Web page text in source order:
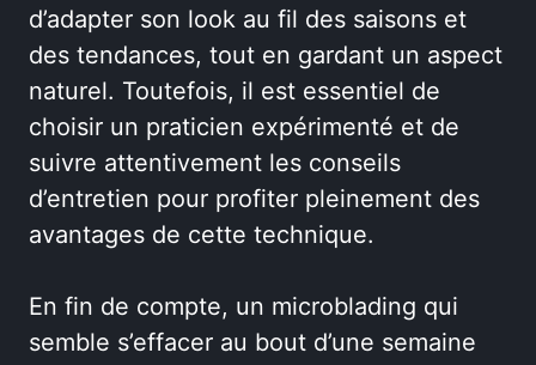
d’adapter son look au fil des saisons et
des tendances, tout en gardant un aspect
naturel. Toutefois, il est essentiel de
choisir un praticien expérimenté et de
suivre attentivement les conseils
d’entretien pour profiter pleinement des
avantages de cette technique.
En fin de compte, un microblading qui
semble s’effacer au bout d’une semaine